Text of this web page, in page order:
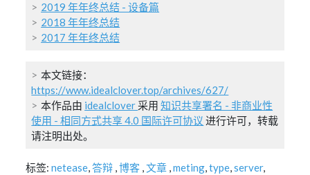
2019 年年终总结 - 设备篇
2018 年年终总结
2017 年年终总结
本文链接：
https://www.idealclover.top/archives/627/
本作品由 idealclover 采用知识共享署名 - 非商业性
使用 - 相同方式共享 4.0 国际许可协议 进行许可，转载
请注明出处。
标签:netease,答辩 ,博客 ,文章 ,meting,type,server,